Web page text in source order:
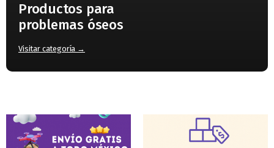
Productos para
problemas óseos
Visitar categoría →